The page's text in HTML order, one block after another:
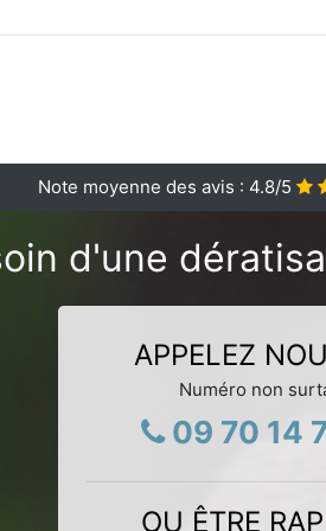
Note moyenne des avis : 4.8/5
d'une
APPELEZ
Numéro non
09 70 14
OU ÊTRE